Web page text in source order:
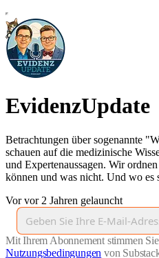
EvidenzUpdate
Betrachtungen über sogenannte
schauen auf die medizinische
und Expertenaussagen. Wir
können und was nicht. Und wo es
Vor vor 2 Jahren gelauncht
Mit Ihrem Abonnement stimmen
Nutzungsbedingungen von